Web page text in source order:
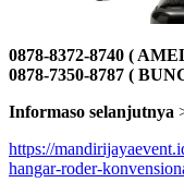
0878-8372-8740 (
0878-7350-8787 (
Informaso selanjutnya
https://
hangar-roder-